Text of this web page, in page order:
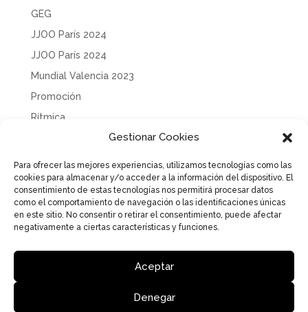
Gestionar Cookies
Para ofrecer las mejores experiencias, utilizamos tecnologías como las
cookies para almacenar y/o acceder a la información del dispositivo. El
consentimiento de estas tecnologías nos permitirá procesar datos
como el comportamiento de navegación o las identificaciones únicas
en este sitio. No consentir o retirar el consentimiento, puede afectar
negativamente a ciertas características y funciones.
Aceptar
Denegar
GEG
JJOO París 2024
JJOO París 2024
Mundial Valencia 2023
Promoción
Rítmica
Tecnificación
Uncategorized
Política de Privacidad